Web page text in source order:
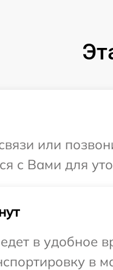
или
с Вами для
в удобное
в